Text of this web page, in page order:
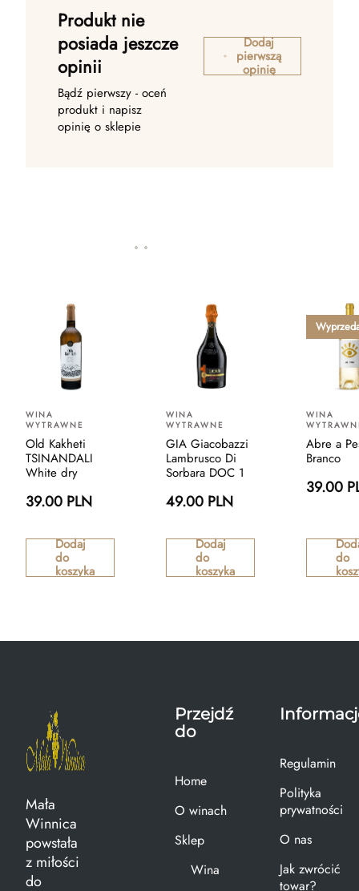
Produkt nie
posiada jeszcze
opinii
Bądź pierwszy - oceń
produkt i napisz
opinię o sklepie
Dodaj
pierwszą
opinię
WINA
WYTRAWNE
Old Kakheti
TSINANDALI
White dry
39.00 PLN
Dodaj
do
koszyka
WINA
WYTRAWNE
GIA Giacobazzi
Lambrusco Di
Sorbara DOC 1
49.00 PLN
Dodaj
do
koszyka
WINA
Abre a
Branco
39.00
do
Mała
Winnica
powstała
z miłości
do
Przejdź
do
Home
O winach
Sklep
Wina
Regulamin
Polityka
prywatności
O nas
Jak zwrócić
towar?